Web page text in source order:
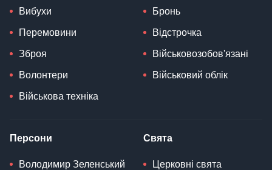
Вибухи
Перемовини
Зброя
Волонтери
Військова техніка
Бронь
Відстрочка
Військовозобов'язані
Військовий облік
Персони
Володимир Зеленський
Свята
Церковні свята